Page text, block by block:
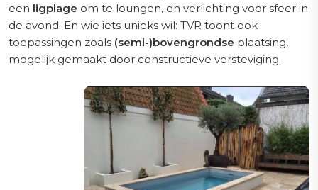
een ligplage om te loungen, en verlichting voor sfeer in
de avond. En wie iets unieks wil: TVR toont ook
toepassingen zoals (semi-)bovengrondse plaatsing,
mogelijk gemaakt door constructieve versteviging.